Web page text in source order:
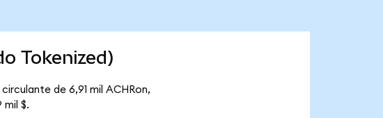
Tokenized)
de 6,91 mil ACHRon,
$.